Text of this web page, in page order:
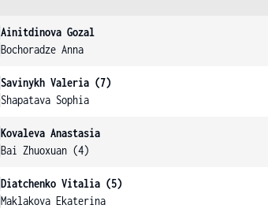
Ainitdinova Gozal
Bochoradze Anna
Savinykh Valeria (7)
Shapatava Sophia
Kovaleva Anastasia
Bai Zhuoxuan (4)
Diatchenko Vitalia (5)
Maklakova Ekaterina